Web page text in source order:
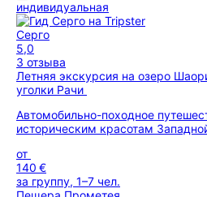
индивидуальная
Серго
5,0
3 отзыва
Летняя экскурсия на озеро
уголки Рачи
Автомобильно-походное
историческим красотам
от
140 €
за группу, 1–7 чел.